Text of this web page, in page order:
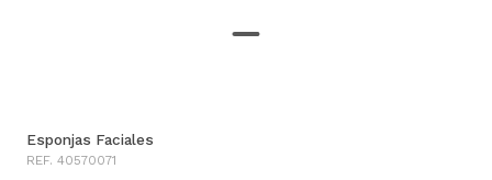
Esponjas Faciales
REF. 40570071